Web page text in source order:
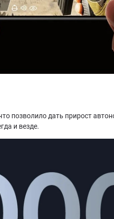
позволило дать прирост
и везде.